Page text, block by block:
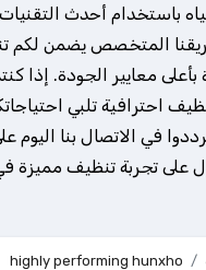
باستخدام أحدث
المتخصص يضمن لكم
بأعلى معايير الجودة. إذا
احترافية تلبي
على تجربة تنظيف مميزة
highly performing hunxho